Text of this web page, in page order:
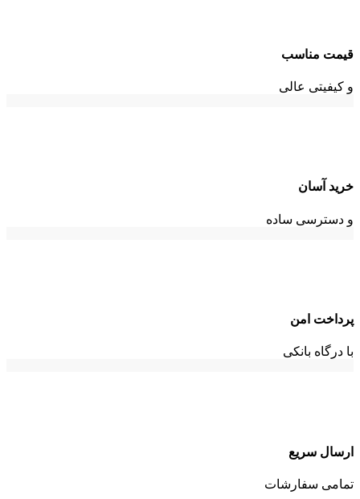
قیمت مناسب
و کیفیتی عالی
خرید آسان
و دسترسی ساده
پرداخت امن
با درگاه بانکی
ارسال سریع
تمامی سفارشات